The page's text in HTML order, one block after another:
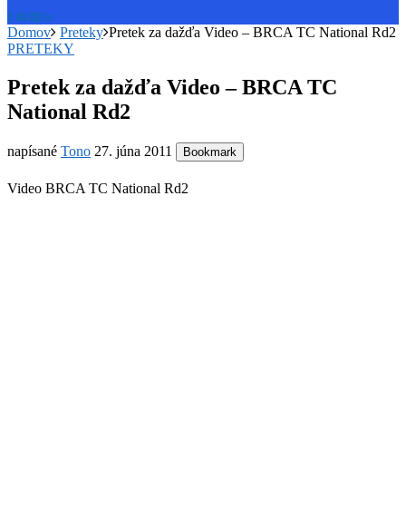
Domov Preteky Pretek za dažďa Video – BRCA TC National Rd2
PRETEKY
Pretek za dažďa Video – BRCA TC
National Rd2
napísané Tono 27. júna 2011 Bookmark
Video BRCA TC National Rd2